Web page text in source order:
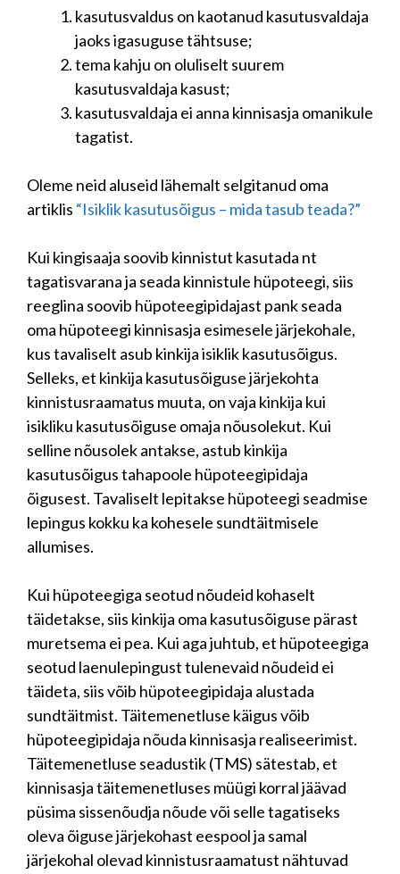
kasutusvaldus on kaotanud kasutusvaldaja
jaoks igasuguse tähtsuse;
tema kahju on oluliselt suurem
kasutusvaldaja kasust;
kasutusvaldaja ei anna kinnisasja omanikule
tagatist.
Oleme neid aluseid lähemalt selgitanud oma
artiklis “Isiklik kasutusõigus – mida tasub teada?”
Kui kingisaaja soovib kinnistut kasutada nt
tagatisvarana ja seada kinnistule hüpoteegi, siis
reeglina soovib hüpoteegipidajast pank seada
oma hüpoteegi kinnisasja esimesele järjekohale,
kus tavaliselt asub kinkija isiklik kasutusõigus.
Selleks, et kinkija kasutusõiguse järjekohta
kinnistusraamatus muuta, on vaja kinkija kui
isikliku kasutusõiguse omaja nõusolekut. Kui
selline nõusolek antakse, astub kinkija
kasutusõigus tahapoole hüpoteegipidaja
õigusest. Tavaliselt lepitakse hüpoteegi seadmise
lepingus kokku ka kohesele sundtäitmisele
allumises.
Kui hüpoteegiga seotud nõudeid kohaselt
täidetakse, siis kinkija oma kasutusõiguse pärast
muretsema ei pea. Kui aga juhtub, et hüpoteegiga
seotud laenulepingust tulenevaid nõudeid ei
täideta, siis võib hüpoteegipidaja alustada
sundtäitmist. Täitemenetluse käigus võib
hüpoteegipidaja nõuda kinnisasja realiseerimist.
Täitemenetluse seadustik (TMS) sätestab, et
kinnisasja täitemenetluses müügi korral jäävad
püsima sissenõudja nõude või selle tagatiseks
oleva õiguse järjekohast eespool ja samal
järjekohal olevad kinnistusraamatust nähtuvad